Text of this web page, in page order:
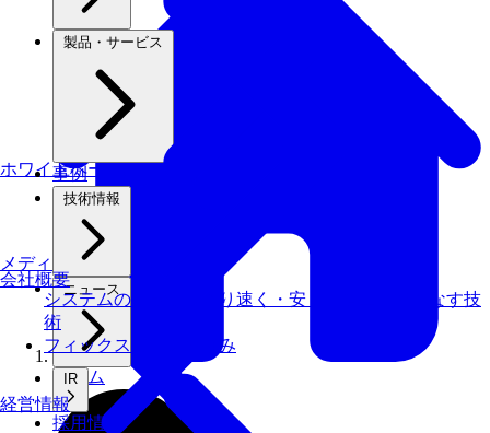
ホワイトペーパー
メディアライブラリ
製品・サービス
事例
技術情報
ニュース
IR
採用情報
会社概要
システムの仕事を、より速く・安く・省エネでこなす技
術
フィックスターズの​強み
経営情報
ホーム